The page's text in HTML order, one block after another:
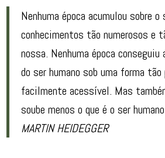
Nenhuma época acumulou sobre o
conhecimentos tão numerosos e
nossa. Nenhuma época
do ser humano sob uma forma
facilmente acessível. Mas
soube menos o que é o ser
MARTIN HEIDEGGER